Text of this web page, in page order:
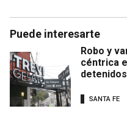
Puede interesarte
Robo y
céntrica
detenidos
SANTA FE